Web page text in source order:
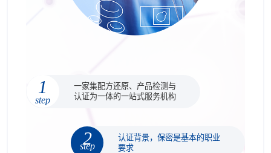
1
step
一家集配方还原、产品检测与
认证为一体的一站式服务机构
2
step
认证背景，保密是基本的职业
要求